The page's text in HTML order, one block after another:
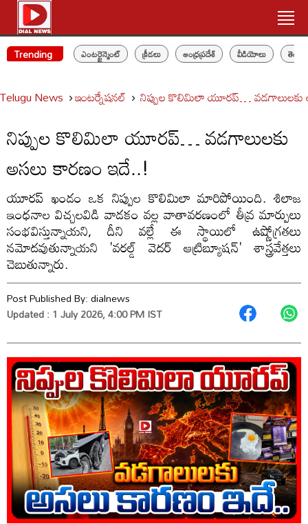
Trending ఎంటర్టైన్మెంట్ క్రీడలు ఆంధ్రప్రదేశ్ వీడియోలు
Telugu News ఇంటర్నేషనల్ నిప్పుల కొలిమిలా యూరప్‌… వడగాలులకు
నిప్పుల కొలిమిలా యూరప్‌… వడగాలులకు
అసలు కారణం ఇదే..!
యూరప్ ఖండం ఒక నిప్పుల కొలిమిలా మారిపోయింది. శిలాజ
ఇంధనాల విచ్చలవిడి వాడకం వల్ల వాతావరణంలో తీవ్ర మార్పులు
సంభవిస్తున్నాయని, దీని వల్లే ఈ స్థాయిలో ఉష్ణోగ్రతలు
నమోదవుతున్నాయని 'వరల్డ్ వెదర్ ఆట్రిబ్యూషన్' శాస్త్రవేత్తలు
చెబుతున్నారు.
Post Published By:dialnews
Updated : 1 July 2026, 4:00 PM IST